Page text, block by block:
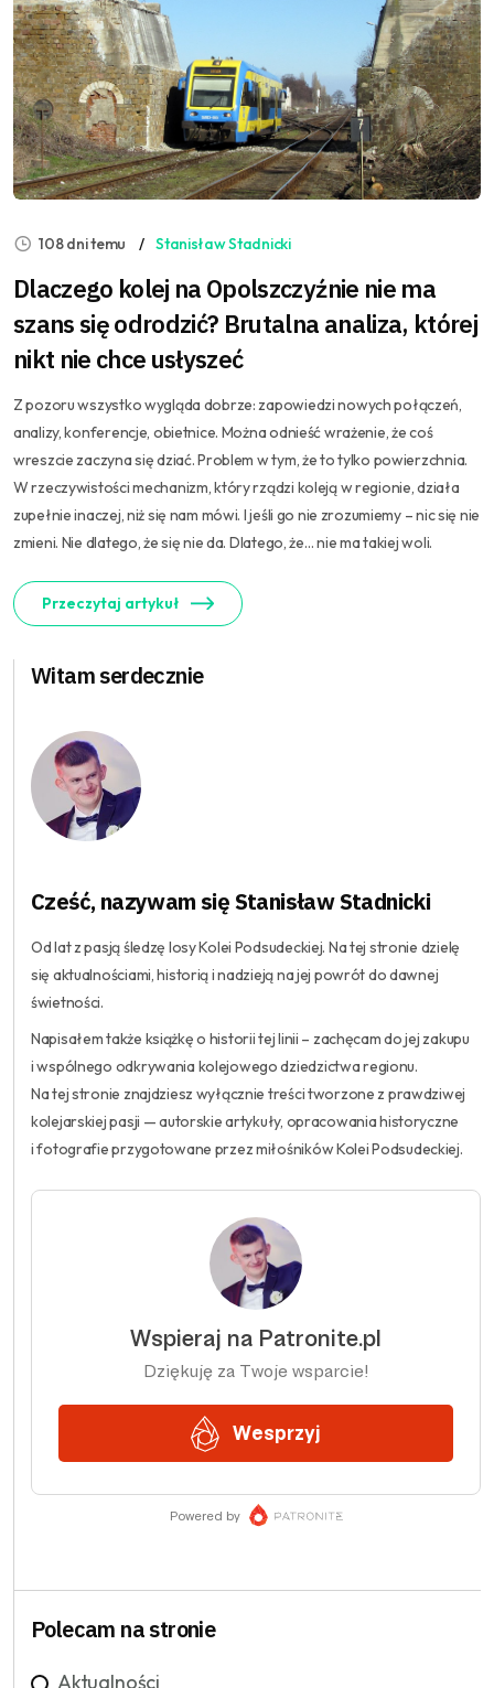
108 dni temu Stanisław Stadnicki
Dlaczego kolej na Opolszczyźnie nie ma
szans się odrodzić? Brutalna analiza, której
nikt nie chce usłyszeć
Z pozoru wszystko wygląda dobrze: zapowiedzi nowych połączeń,
analizy, konferencje, obietnice. Można odnieść wrażenie, że coś
wreszcie zaczyna się dziać. Problem w tym, że to tylko powierzchnia.
W rzeczywistości mechanizm, który rządzi koleją w regionie, działa
zupełnie inaczej, niż się nam mówi. I jeśli go nie zrozumiemy – nic się nie
zmieni. Nie dlatego, że się nie da. Dlatego, że… nie ma takiej woli.
Przeczytaj artykuł
Witam serdecznie
Cześć, nazywam się Stanisław Stadnicki
Od lat z pasją śledzę losy Kolei Podsudeckiej. Na tej stronie dzielę
się aktualnościami, historią i nadzieją na jej powrót do dawnej
świetności.
Napisałem także książkę o historii tej linii – zachęcam do jej zakupu
i wspólnego odkrywania kolejowego dziedzictwa regionu.
Na tej stronie znajdziesz wyłącznie treści tworzone z prawdziwej
kolejarskiej pasji — autorskie artykuły, opracowania historyczne
i fotografie przygotowane przez miłośników Kolei Podsudeckiej.
Polecam na stronie
Aktualności